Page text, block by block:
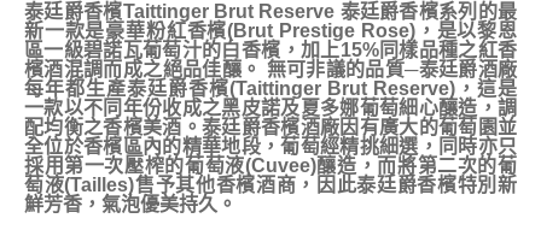
泰廷爵香檳Taittinger Brut Reserve 泰廷爵香檳系列的最
新一款是豪華粉紅香檳(Brut Prestige Rose)，是以黎恩
區一級碧諾瓦葡萄汁的白香檳，加上15%同樣品種之紅香
檳酒混調而成之絕品佳釀。 無可非議的品質─泰廷爵酒廠
每年都生產泰廷爵香檳(Taittinger Brut Reserve)，這是
一款以不同年份收成之黑皮諾及夏多娜葡萄細心釀造，調
配均衡之香檳美酒。泰廷爵香檳酒廠因有廣大的葡萄園並
全位於香檳區內的精華地段，葡萄經精挑細選，同時亦只
採用第一次壓榨的葡萄液(Cuvee)釀造，而將第二次的葡
萄液(Tailles)售予其他香檳酒商，因此泰廷爵香檳特別新
鮮芳香，氣泡優美持久。